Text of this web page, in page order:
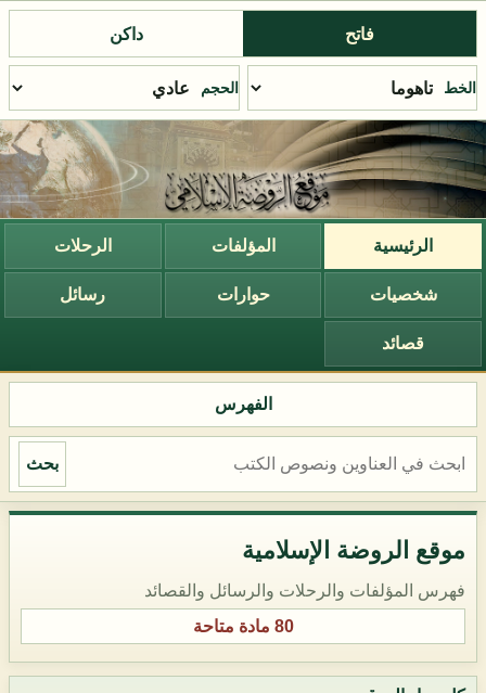
فاتح داكن
الخط الحجم
الرئيسية المؤلفات الرحلات
شخصيات حوارات رسائل
قصائد
الفهرس
بحث
موقع الروضة الإسلامية
فهرس المؤلفات والرحلات والرسائل والقصائد
80 مادة متاحة